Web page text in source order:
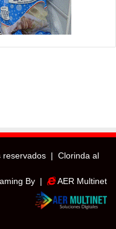
reservados | Clorinda al
By |
AER Multinet